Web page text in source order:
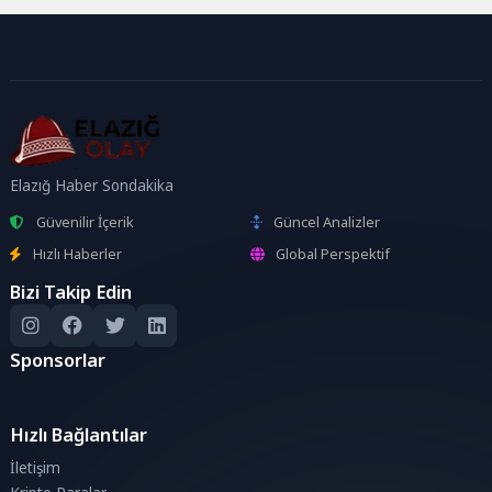
Elazığ Haber Sondakika
Güvenilir İçerik
Güncel Analizler
Hızlı Haberler
Global Perspektif
Bizi Takip Edin
Sponsorlar
Hızlı Bağlantılar
İletişim